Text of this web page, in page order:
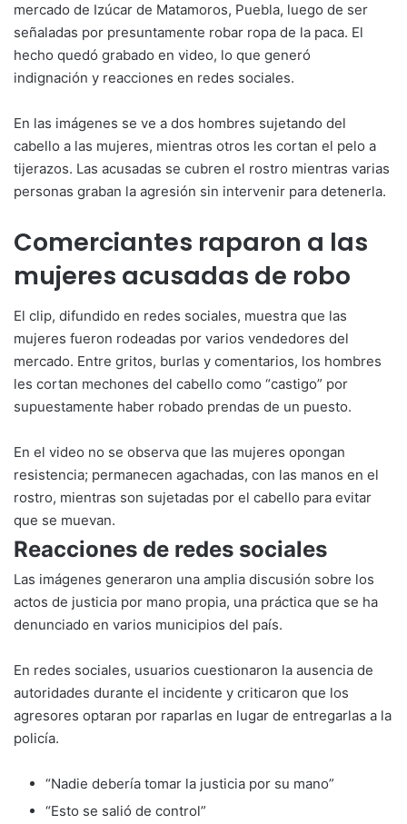
mercado de Izúcar de Matamoros, Puebla, luego de ser
señaladas por presuntamente robar ropa de la paca. El
hecho quedó grabado en video, lo que generó
indignación y reacciones en redes sociales.
En las imágenes se ve a dos hombres sujetando del
cabello a las mujeres, mientras otros les cortan el pelo a
tijerazos. Las acusadas se cubren el rostro mientras varias
personas graban la agresión sin intervenir para detenerla.
Comerciantes raparon a las
mujeres acusadas de robo
El clip, difundido en redes sociales, muestra que las
mujeres fueron rodeadas por varios vendedores del
mercado. Entre gritos, burlas y comentarios, los hombres
les cortan mechones del cabello como “castigo” por
supuestamente haber robado prendas de un puesto.
En el video no se observa que las mujeres opongan
resistencia; permanecen agachadas, con las manos en el
rostro, mientras son sujetadas por el cabello para evitar
que se muevan.
Reacciones de redes sociales
Las imágenes generaron una amplia discusión sobre los
actos de justicia por mano propia, una práctica que se ha
denunciado en varios municipios del país.
En redes sociales, usuarios cuestionaron la ausencia de
autoridades durante el incidente y criticaron que los
agresores optaran por raparlas en lugar de entregarlas a la
policía.
“Nadie debería tomar la justicia por su mano”
“Esto se salió de control”